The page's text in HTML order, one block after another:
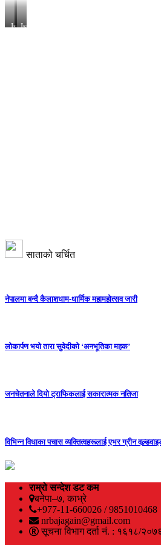
IssueIssue
साताको चर्चित
नेपालमा बन्दै कैलाशधाम-धार्मिक महामहोत्सव जारी
लोकार्पण भयो तारा सुवेदीको ‘अनभूतिका महक’
जनचेतनाले दियो ट्राफिकलाई सकारात्मक नतिजा
विभिन्न विधाका पचास व्यक्तित्वहरूलाई एभर ग्रीन
राम्रो सन्देश डट कम
बनेपा–७, काभ्रे
+977-11-660026 / 9851010468
nrbajagain@gmail.com
सूचना विभाग दर्ता नं. : १६१८/